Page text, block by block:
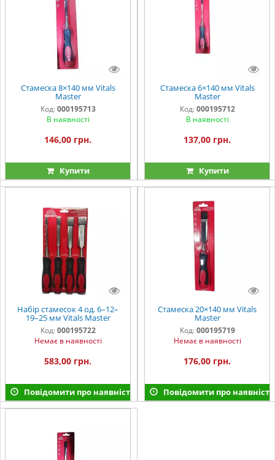
Стамеска 8×140 мм Vitals
Master
Код: 000195713
В наявності
146,00 грн.
Купити
Стамеска 6×140 мм Vitals
Master
Код: 000195712
В наявності
137,00 грн.
Купити
Набір стамесок 4 од. 6–12–
19–25 мм Vitals Master
Код: 000195722
Немає в наявності
583,00 грн.
Повідомити про наявність
Стамеска 20×140 мм Vitals
Master
Код: 000195719
Немає в наявності
176,00 грн.
Повідомити про наявність